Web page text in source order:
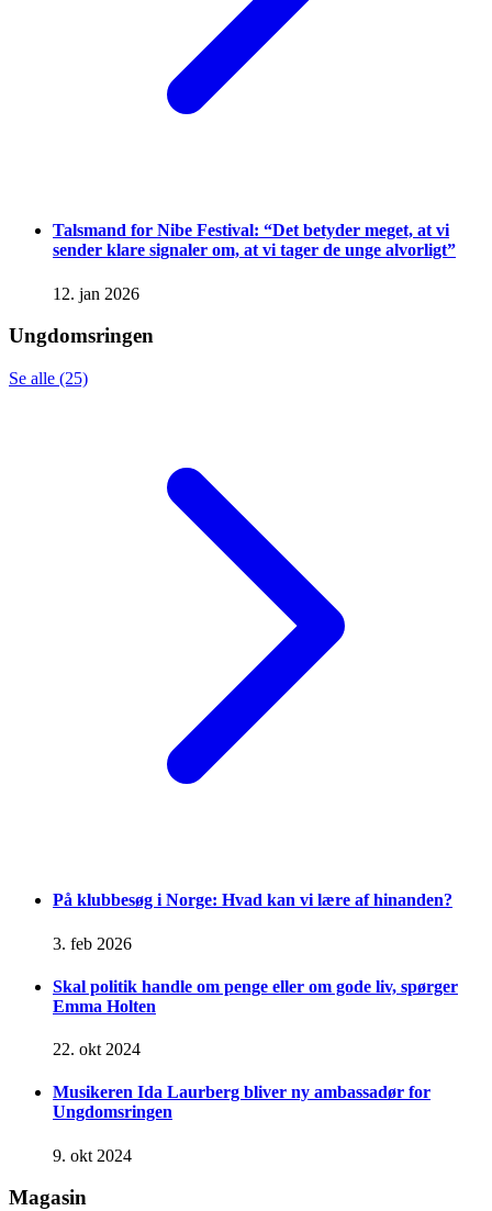
Talsmand for Nibe Festival: “Det betyder meget, at vi
sender klare signaler om, at vi tager de unge alvorligt”
12. jan 2026
Ungdomsringen
Se alle (25)
På klubbesøg i Norge: Hvad kan vi lære af hinanden?
3. feb 2026
Skal politik handle om penge eller om gode liv, spørger
Emma Holten
22. okt 2024
Musikeren Ida Laurberg bliver ny ambassadør for
Ungdomsringen
9. okt 2024
Magasin